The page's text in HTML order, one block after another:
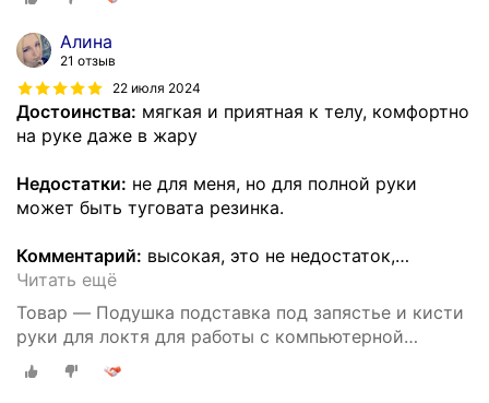
Алина
21 отзыв
22 июля 2024
Достоинства: мягкая и приятная к телу, комфортно
на руке даже в жару
Недостатки: не для меня, но для полной руки
может быть туговата резинка.
Комментарий: высокая, это не недостаток,…
Читать ещё
Товар — Подушка подставка под запястье и кисти
руки для локтя для работы с компьютерной
мышью